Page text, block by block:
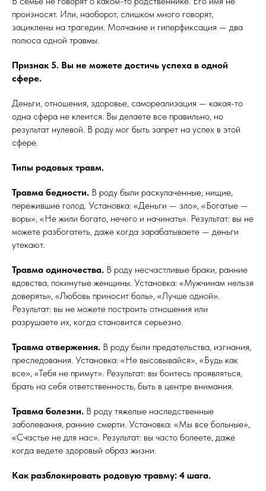
произносят. Или, наоборот, слишком много говорят,
зациклены на трагедии. Молчание и гиперфиксация — два
полюса одной травмы.
Признак 5. Вы не можете достичь успеха в одной
сфере.
Деньги, отношения, здоровье, самореализация — какая-то
одна сфера не клеится. Вы делаете все правильно, но
результат нулевой. В роду мог быть запрет на успех в этой
сфере.
Типы родовых травм.
Травма бедности. В роду были раскулаченные, нищие,
пережившие голод. Установка: «Деньги — зло», «Богатые —
воры», «Не жили богато, нечего и начинать». Результат: вы не
можете разбогатеть, даже когда зарабатываете — деньги
утекают.
Травма одиночества. В роду несчастливые браки, ранние
вдовства, покинутые женщины. Установка: «Мужчинам нельзя
доверять», «Любовь приносит боль», «Лучше одной».
Результат: вы не можете построить отношения или
разрушаете их, когда становится серьезно.
Травма отвержения. В роду были предательства, изгнания,
преследования. Установка: «Не высовывайся», «Будь как
все», «Тебя не примут». Результат: вы боитесь проявляться,
брать на себя ответственность, быть в центре внимания.
Травма болезни. В роду тяжелые наследственные
заболевания, ранние смерти. Установка: «Мы все больные»,
«Счастье не для нас». Результат: вы часто болеете, даже
когда ведете здоровый образ жизни.
Как разблокировать родовую травму: 4 шага.